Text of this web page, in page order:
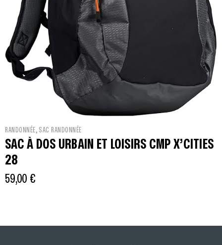
RANDONNÉE, SAC RANDONNÉE
SAC À DOS URBAIN ET LOISIRS CMP X’CITIES
28
59,00 €